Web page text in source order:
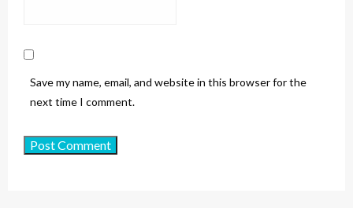
Save my name, email, and website in this browser for the
next time I comment.